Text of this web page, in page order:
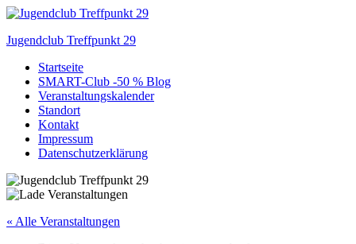
Zum
springen
Jugendclub Treffpunkt 29
Veranstaltungen im Jugendclub
Startseite
SMART-Club -50 % Blog
Veranstaltungskalender
Standort
Kontakt
Impressum
Datenschutzerklärung
« Alle Veranstaltungen